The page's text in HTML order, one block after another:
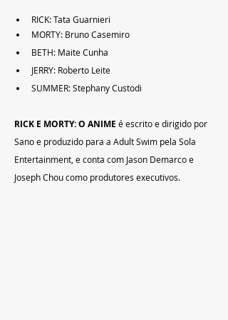
RICK: Tata Guarnieri
MORTY: Bruno Casemiro
BETH: Maite Cunha
JERRY: Roberto Leite
SUMMER: Stephany Custodi
RICK E MORTY: O ANIME é escrito e dirigido por
Sano e produzido para a Adult Swim pela Sola
Entertainment, e conta com Jason Demarco e
Joseph Chou como produtores executivos.